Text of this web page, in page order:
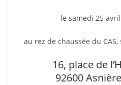
le samedi 25
au rez de chaussée du
16, place de
92600